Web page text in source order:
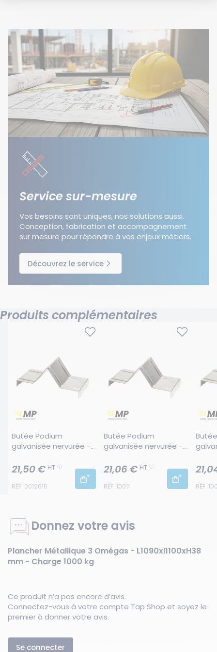
Service sur-mesure
Vos besoins sont uniques, nos solutions aussi.
Conception, fabrication et accompagnement
sur mesure pour répondre à vos enjeux métiers.
Découvrez le service
Produits complémentaires
Butée Podium
galvanisée nervurée -
RÉF. 0012616
21,50 € HT
Butée Podium
galvanisée nervurée -
RÉF. 10011
21,06 € HT
RÉF.
Donnez votre avis
Plancher Métallique 3 Omégas - L1090xl1100xH38
mm - Charge 1000 kg
Ce produit n’a pas encore d’avis.
Connectez-vous à votre compte Tap Shop et soyez le
premier à donner votre avis.
Se connecter